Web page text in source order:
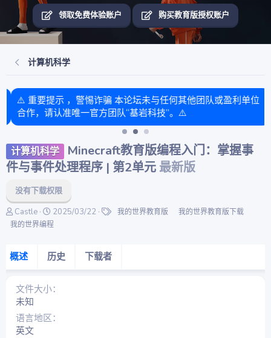
领取免费体验账户 购买教育版授权账户
计算机科学
⚠️ 重要提示 ，警惕诈骗 本论坛未与任何其他团队或盈利单位
合作，请认准唯一官方团队“基岩科技”。⚠️
计算机科学
Minecraft教育版编程入门：掌握事
件与事件处理程序 | 第2单元 最新版
没有下载权限
作
者
Castle
创
建
2025/03/22
标
我的世界教育版
我的世界教育版下载
我的世界编程
概述 历史 下载者
文件大小
未知
语言地区
英文